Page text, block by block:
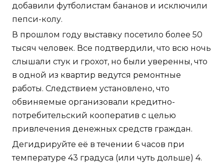
добавили футболистам бананов и исключили
пепси-колу.
В прошлом году выставку посетило более 50
тысяч человек. Все подтвердили, что всю ночь
слышали стук и грохот, но были уверенны, что
в одной из квартир ведутся ремонтные
работы. Следствием установлено, что
обвиняемые организовали кредитно-
потребительский кооператив с целью
привлечения денежных средств граждан.
Дегидрируйте её в течении 6 часов при
температуре 43 градуса (или чуть дольше) 4.